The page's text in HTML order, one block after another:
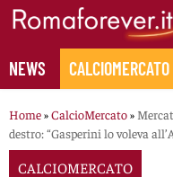
Skip
content
NEWS CALCIOMERCATO
Home»CalcioMercato»
destro: “Gasperini lo voleva
CALCIOMERCATO